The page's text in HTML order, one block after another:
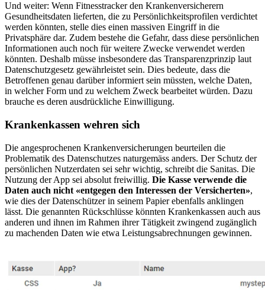
Und weiter: Wenn Fitnesstracker den Krankenversicherern
Gesundheitsdaten lieferten, die zu Persönlichkeitsprofilen verdichtet
werden könnten, stelle dies einen massiven Eingriff in die
Privatsphäre dar. Zudem bestehe die Gefahr, dass diese persönlichen
Informationen auch noch für weitere Zwecke verwendet werden
könnten. Deshalb müsse insbesondere das Transparenzprinzip laut
Datenschutzgesetz gewährleistet sein. Dies bedeute, dass die
Betroffenen genau darüber informiert sein müssten, welche Daten,
in welcher Form und zu welchem Zweck bearbeitet würden. Dazu
brauche es deren ausdrückliche Einwilligung.
Krankenkassen wehren sich
Die angesprochenen Krankenversicherungen beurteilen die
Problematik des Datenschutzes naturgemäss anders. Der Schutz der
persönlichen Nutzerdaten sei sehr wichtig, schreibt die Sanitas. Die
Nutzung der App sei absolut freiwillig. Die Kasse verwende die
Daten auch nicht «entgegen den Interessen der Versicherten»,
wie dies der Datenschützer in seinem Papier ebenfalls anklingen
lässt. Die genannten Rückschlüsse könnten Krankenkassen auch aus
anderen und ihnen im Rahmen ihrer Tätigkeit zwingend zugänglich
zu machenden Daten wie etwa Leistungsabrechnungen gewinnen.